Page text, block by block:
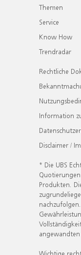
Themen
Service
Know How
Trendradar
Rechtliche
Information
Disclaimer /
* Die UBS
Produkten.